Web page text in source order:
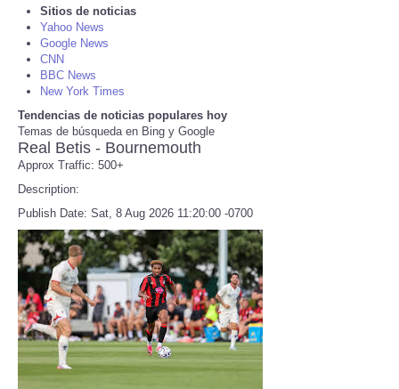
RobinsPost Store
Refund Policy
Sitios de noticias
Yahoo News
Google News
CNN
BBC News
New York Times
Tendencias de noticias populares hoy
Temas de búsqueda en Bing y Google
Real Betis - Bournemouth
Approx Traffic: 500+
Description:
Publish Date: Sat, 8 Aug 2026 11:20:00 -0700